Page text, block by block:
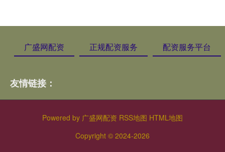
广盛网配资 正规配资服务 配资服务平台
友情链接：
Powered by 广盛网配资 RSS地图 HTML地图
Copyright © 2024-2026